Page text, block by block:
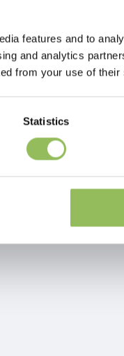
features and to
and analytics
from your use of
Statistics